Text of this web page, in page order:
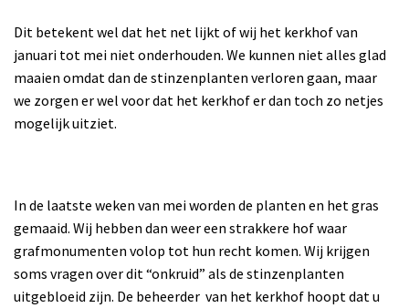
Dit betekent wel dat het net lijkt of wij het kerkhof van
januari tot mei niet onderhouden. We kunnen niet alles glad
maaien omdat dan de stinzenplanten verloren gaan, maar
we zorgen er wel voor dat het kerkhof er dan toch zo netjes
mogelijk uitziet.
In de laatste weken van mei worden de planten en het gras
gemaaid. Wij hebben dan weer een strakkere hof waar
grafmonumenten volop tot hun recht komen. Wij krijgen
soms vragen over dit “onkruid” als de stinzenplanten
uitgebloeid zijn. De beheerder van het kerkhof hoopt dat u